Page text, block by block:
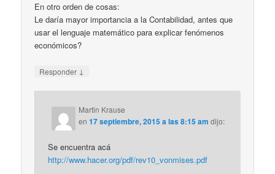
En otro orden de cosas:
Le daría mayor importancia a la Contabilidad, antes que
usar el lenguaje matemático para explicar fenómenos
económicos?
Responder ↓
Martin Krause
en17 septiembre, 2015 a las 8:15 am dijo:
Se encuentra acá
http://www.hacer.org/pdf/rev10_vonmises.pdf